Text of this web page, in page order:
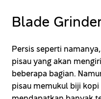
Blade
Persis seperti
pisau yang akan
beberapa bagian.
pisau memukul biji